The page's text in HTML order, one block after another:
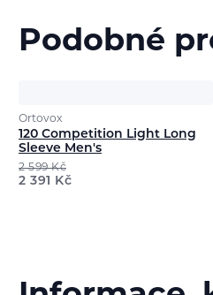
Podobné
Ortovox
120 Competition Light Long
Sleeve Men's
2 599Kč
2 391 Kč